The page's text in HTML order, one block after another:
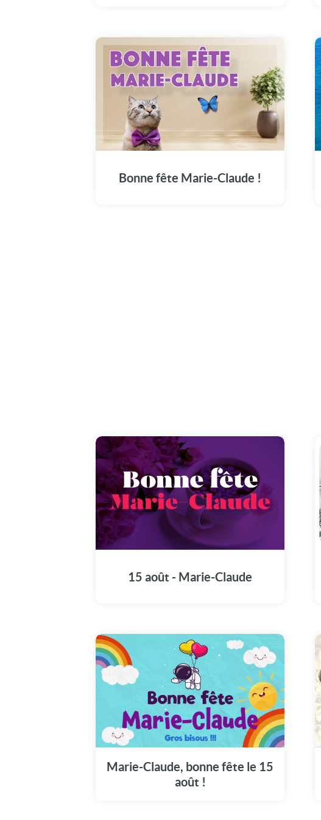
Bonne fête Marie-Claude !
Rejoignez-nous pour fêter Marie-Claude
15 août - Marie-Claude
Partagez les festivités du 15 août en dédiant
Marie-Claude, bonne fête le 15
août !
Une carte unique pour commémorer la fête